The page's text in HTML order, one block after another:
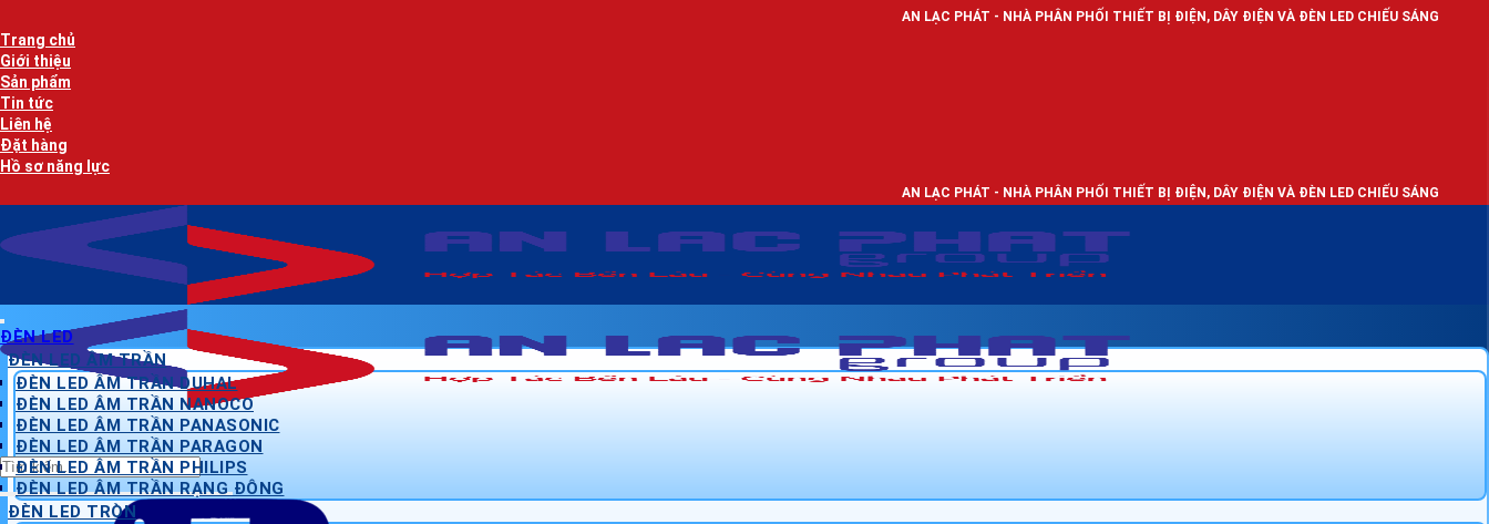
qua
nội
dung
AN LẠC PHÁT - NHÀ PHÂN PHỐI THIẾT BỊ ĐIỆN, DÂY ĐIỆN VÀ ĐÈN LED CHIẾU SÁNG
Trang chủ
Giới thiệu
Sản phẩm
Tin tức
Liên hệ
Đặt hàng
Hồ sơ năng lực
AN LẠC PHÁT - NHÀ PHÂN PHỐI THIẾT BỊ ĐIỆN, DÂY ĐIỆN VÀ ĐÈN LED CHIẾU SÁNG
Tìm
kiếm:
ĐÈN LED
ĐÈN LED ÂM TRẦN
ĐÈN LED ÂM TRẦN DUHAL
ĐÈN LED ÂM TRẦN NANOCO
ĐÈN LED ÂM TRẦN PANASONIC
ĐÈN LED ÂM TRẦN PARAGON
ĐÈN LED ÂM TRẦN PHILIPS
ĐÈN LED ÂM TRẦN RẠNG ĐÔNG
ĐÈN LED TRÒN